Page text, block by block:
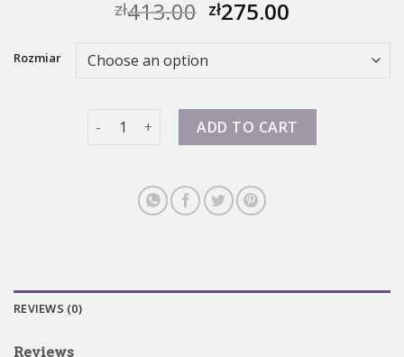
zł413.00 zł275.00
Rozmiar
nike air max 200 quantity
ADD TO CART
REVIEWS (0)
Reviews